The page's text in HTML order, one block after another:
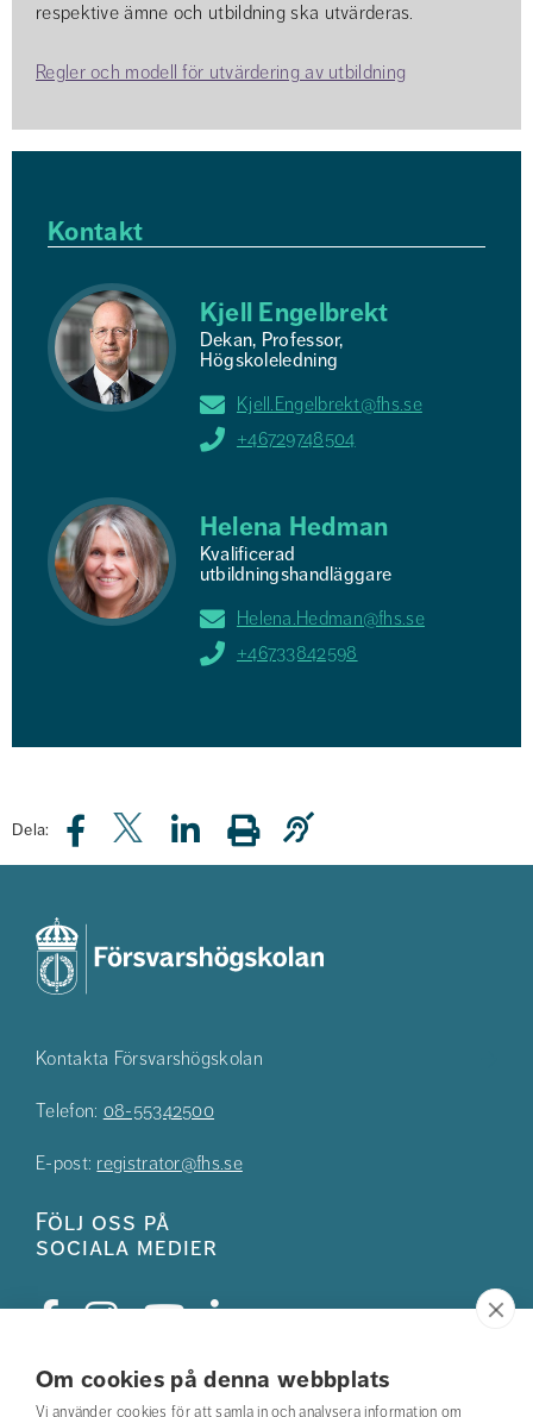
Om cookies på denna webbplats
Vi använder cookies för att samla in och analysera information om
respektive ämne och utbildning ska utvärderas.
Regler och modell för utvärdering av utbildning
Kontakt
Kjell Engelbrekt
Dekan, Professor,
Högskoleledning
Kjell.Engelbrekt@fhs.se
+46729748504
Helena Hedman
Kvalificerad
utbildningshandläggare
Helena.Hedman@fhs.se
+46733842598
Dela:
Kontakta Försvarshögskolan
Telefon: 08-55342500
E-post: registrator@fhs.se
Följ oss på
sociala medier
Studentkåren